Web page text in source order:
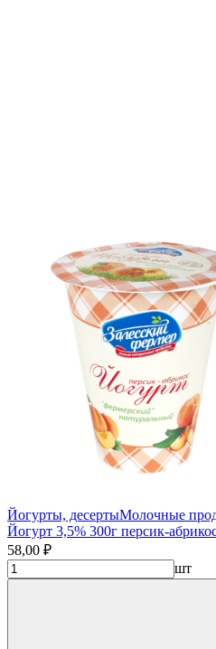
Йогурты, десертыМолочные
Йогурт 3,5% 300г персик-
58,00 ₽
шт